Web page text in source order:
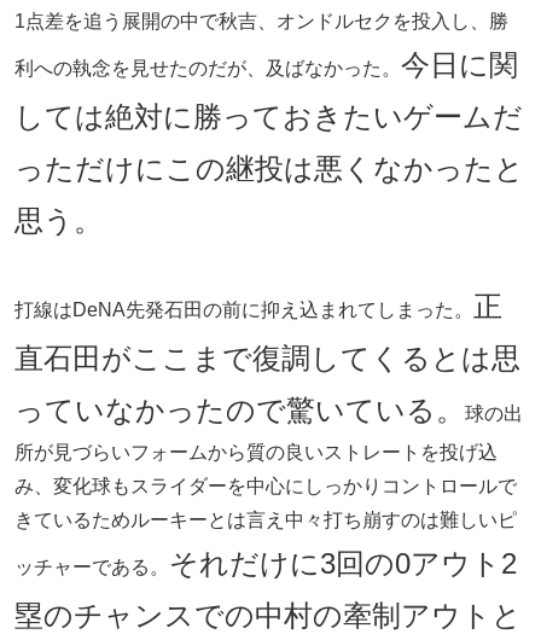
1点差を追う展開の中で秋吉、オンドルセクを投入し、勝
利への執念を見せたのだが、及ばなかった。 今日に関
しては絶対に勝っておきたいゲームだ
っただけにこの継投は悪くなかったと
思う。
打線はDeNA先発石田の前に抑え込まれてしまった。 正
直石田がここまで復調してくるとは思
っていなかったので驚いている。
球の出
所が見づらいフォームから質の良いストレートを投げ込
み、変化球もスライダーを中心にしっかりコントロールで
きているためルーキーとは言え中々打ち崩すのは難しいピ
ッチャーである。
それだけに3回の0アウト2
塁のチャンスでの中村の牽制アウトと